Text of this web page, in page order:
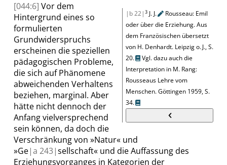
|b 22| 3 J. J.
Rousseau: Emil
oder über die Erziehung. Aus
dem Französischen übersetzt
von H. Denhardt. Leipzig o. J.,S.
20.
Vgl. dazu auch die
Interpretation in M. Rang:
Rousseaus Lehre vom
Menschen.Göttingen 1959,S.
34.
[044:6] Vor dem
Hintergrund eines so
formulierten
Grundwiderspruchs
erscheinen die speziellen
pädagogischen Probleme,
die sich auf Phänomene
abweichenden Verhaltens
beziehen, marginal. Aber
hätte nicht dennoch der
Anfang vielversprechend
sein können, da doch die
Verschränkung von »Natur« und
»Ge|a 243|sellschaft« und die Auffassung des
Erziehungsvorganges in Kategorien der